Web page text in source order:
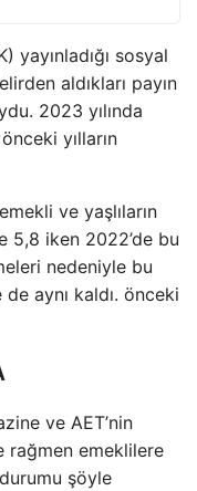
yayınladığı sosyal
aldıkları payın
2023 yılında
yılların
ve yaşlıların
5,8 iken 2022’de bu
nedeniyle bu
aynı kaldı. önceki
ve AET’nin
rağmen emeklilere
şöyle